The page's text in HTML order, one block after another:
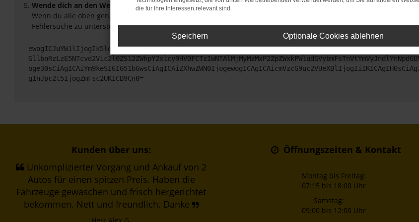
Wende dich an den Webseitenbetreiber.
Wenn du alle oben genannten Schritte versucht hast, kontaktiere uns bitte. Wir werden versuchen, das Problem
Fehlersuche zu unterstützen:
gInJpc2t5IjogZmFsc2UKICB9Cn0=
Kunden über uns:
Unkomplizierter Vorgang und Ankauf von 2
Autos für einen spitzen Preis. Haben die
Fahrzeuge gewaschen und frisch hergerichtet
bekommen. Nett und freundlich. Danke
Öffnungszeiten & Kontakt
Montag bis Freitag:
07:15 bis 18:00 Uhr
Samstag:
09:00 bis 12:00 Uhr
die für Ihre Interessen relevant sind.
Speichern Optionale Cookies ablehnen